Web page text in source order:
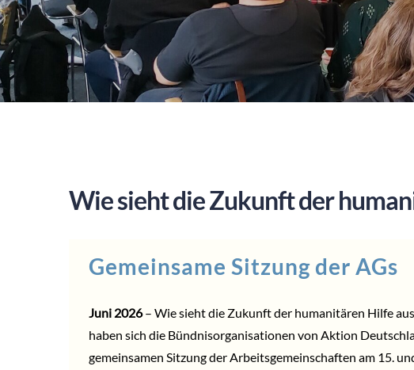
Wie sieht die Zukunft der
Gemeinsame Sitzung der AGs
Juni 2026– Wie sieht die Zukunft der humanitären Hilfe
haben sich die Bündnisorganisationen von Aktion
gemeinsamen Sitzung der Arbeitsgemeinschaften am 15.